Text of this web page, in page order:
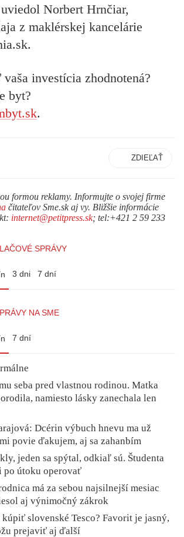
Norbert Hrnčiar,
z maklérskej kancelárie
vaša investícia zhodnotená?
byt?
byt.sk.
ZDIEĽAŤ
formou reklamy. Informujte o svojej firme
čitateľov Sme.sk aj vy. Bližšie informácie
internet@petitpress.sk; tel:+421 2 59 233
SPRÁVY
3 dni 7 dní
NA SME
7 dní
seba pred vlastnou rodinou. Matka
namiesto lásky zanechala len
Dcérin výbuch hnevu ma už
povie ďakujem, aj sa zahanbím
jeden sa spýtal, odkiaľ sú. Študenta
po útoku operovať
má za sebou najsilnejší mesiac
aj výnimočný zákrok
slovenské Tesco? Favorit je jasný,
prejaviť aj ďalší